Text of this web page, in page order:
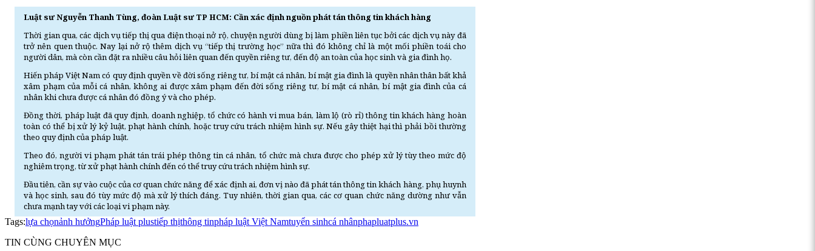
Luật sư Nguyễn Thanh Tùng, đoàn Luật sư TP HCM: Cần xác định nguồn phát tán thông tin khách hàng
Thời gian qua, các dịch vụ tiếp thị qua điện thoại nở rộ, chuyện người dùng bị làm phiền liên tục bởi các dịch vụ này đã
trở nên quen thuộc. Nay lại nở rộ thêm dịch vụ “tiếp thị trường học” nữa thì đó không chỉ là một mối phiền toái cho
người dân, mà còn cần đặt ra nhiều câu hỏi liên quan đến quyền riêng tư, đến độ an toàn của học sinh và gia đình họ.
Hiến pháp Việt Nam có quy định quyền về đời sống riêng tư, bí mật cá nhân, bí mật gia đình là quyền nhân thân bất khả
xâm phạm của mỗi cá nhân, không ai được xâm phạm đến đời sống riêng tư, bí mật cá nhân, bí mật gia đình của cá
nhân khi chưa được cá nhân đó đồng ý và cho phép.
Đồng thời, pháp luật đã quy định, doanh nghiệp, tổ chức có hành vi mua bán, làm lộ (rò rỉ) thông tin khách hàng hoàn
toàn có thể bị xử lý kỷ luật, phạt hành chính, hoặc truy cứu trách nhiệm hình sự. Nếu gây thiệt hại thì phải bồi thường
theo quy định của pháp luật.
Theo đó, người vi phạm phát tán trái phép thông tin cá nhân, tổ chức mà chưa được cho phép xử lý tùy theo mức độ
nghiêm trọng, từ xử phạt hành chính đến có thể truy cứu trách nhiệm hình sự.
Đầu tiên, cần sự vào cuộc của cơ quan chức năng để xác định ai, đơn vị nào đã phát tán thông tin khách hàng, phụ huynh
và học sinh, sau đó tùy mức độ mà xử lý thích đáng. Tuy nhiên, thời gian qua, các cơ quan chức năng dường như vẫn
chưa mạnh tay với các loại vi phạm này.
Tags:lựa chọnảnh hưởngPháp luật plustiếp thịthông tinpháp luật Việt Namtuyển sinhcá nhânphapluatplus.vn
TIN CÙNG CHUYÊN MỤC